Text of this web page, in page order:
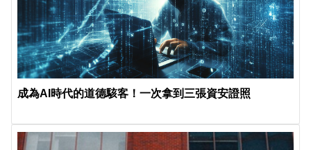
成為AI時代的道德駭客！一次拿到三張資安證照